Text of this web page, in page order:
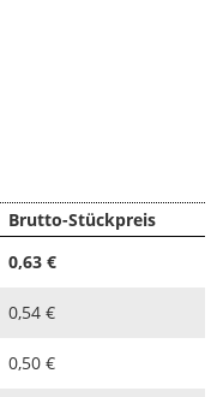
Brutto-Stückpreis
0,63 €
0,54 €
0,50 €